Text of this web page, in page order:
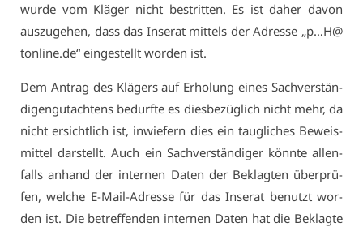
wur­de vom Klä­ger nicht be­strit­ten. Es ist da­her da­von
aus­zu­ge­hen, dass das In­se­rat mit­tels der Adres­se „p…H@​
tonline.​de“ ein­ge­stellt wor­den ist.
Dem An­trag des Klä­gers auf Er­ho­lung ei­nes Sach­ver­stän­
di­gen­gut­ach­tens be­durf­te es dies­be­züg­lich nicht mehr, da
nicht er­sicht­lich ist, in­wie­fern dies ein taug­li­ches Be­weis­
mit­tel dar­stellt. Auch ein Sach­ver­stän­di­ger könn­te al­len­
falls an­hand der in­ter­nen Da­ten der Be­klag­ten über­prü­
fen, wel­che E-Mail-Adres­se für das In­se­rat be­nutzt wor­
den ist. Die be­tref­fen­den in­ter­nen Da­ten hat die Be­klag­te